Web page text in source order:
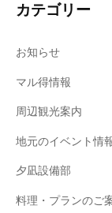
カテゴリー
お知らせ
マル得情報
周辺観光案内
地元のイベント情
夕凪設備部
料理・プランのご